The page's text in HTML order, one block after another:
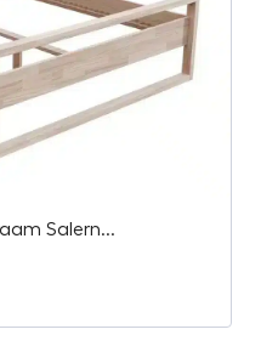
Salern...